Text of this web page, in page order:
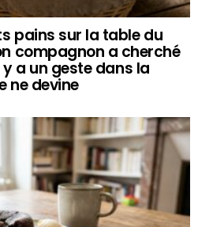
pains sur la table du
compagnon a cherché
a un geste dans la
ne devine